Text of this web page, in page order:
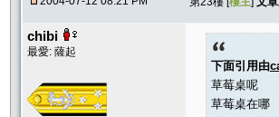
chibi
最愛: 薩起
下面引用由
草莓桌呢
草莓桌在哪